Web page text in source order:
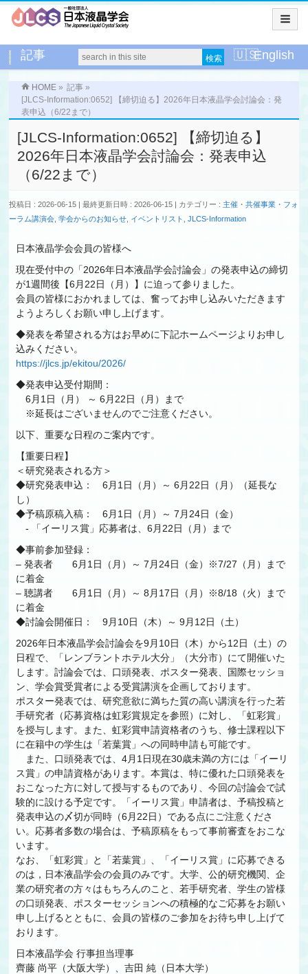
記事 English
HOME » 記事 »
[JLCS-Information:0652] 【締切迫る】2026年日本液晶学会討論会：発
表申込（6/22まで）
[JLCS-Information:0652] 【締切迫る】
2026年日本液晶学会討論会：発表申込
（6/22まで）
投稿日 : 2026-06-15 最終更新日時 : 2026-06-15 カテゴリー :主催・共催事業・フォ
ーラム講演会 ,学会からのお知らせ イベントリスト ,JLCS-Information
日本液晶学会会員の皆様へ
現在受付中の「2026年日本液晶学会討論会」の発表申込の締切
が1週間後【6月22日（月）】に迫って参りました。
会員の皆様におかれましては、奮ってお申し込みいただきます
ようよろしくお願い申し上げます。
◆発表を希望される方はお早めに下記ホームページよりお申し
込みください。
https://jlcs.jp/ekitou/2026/
◆発表申込受付期間：
6月1日（月） ～ 6月22日（月）まで
※延長はございませんのでご注意ください。
以下、重要な日程のご案内です。
【重要日程】
＜研究発表される方＞
◆研究発表申込： 6月1日（月）～ 6月22日（月）（延長な
し）
◆予稿原稿入稿： 6月1日（月）～ 7月24日（金）
- 「イーリス賞」応募者は、6月22日（月）まで
◆事前参加登録：
– 発表者 6月1日（月）～ 7月24日（金）※7/27（月）まで
に着金
– 聴講者 6月1日（月）～ 8月17日（月）※8/18（火）まで
に着金
◆討論会開催日： 9月10日（木）～ 9月12日（土）
2026年日本液晶学会討論会を9月10日（木）から12日（土）の
日程で、「レンブラントホテル大分」（大分市）にて開催いた
します。討論会では、口頭発表、ポスター発表、国際セッショ
ン、学会賞受賞者による受賞講演を企画しております。
ポスター発表では、研究意欲に満ちた質の高い講演を行った若
手研究者（応募資格は虹彩賞規定を参照）に対し、「虹彩賞」
を授与します。また、虹彩賞申請資格者のうち、修士課程以下
に在籍中の学生は「若葉賞」への同時申請も可能です。
また、口頭発表では、4月1日現在30歳未満の方には「イーリ
ス賞」の申請資格があります。本賞は、特に優れた口頭発表を
おこなった方に対して授与するものであり、今回の討論会で試
験的に設ける予定です。「イーリス賞」申請者は、予稿投稿と
発表申込の〆切が同時（6月22日）である点にご注意くださ
い。応募者多数の場合は、予稿原稿をもって事前審査をおこな
います。
なお、「虹彩賞」と「若葉賞」、「イーリス賞」に応募できる
のは，日本液晶学会の会員のみです。大学、公的研究機関、企
業の研究者の方々はもちろんのこと、若手研究者、学生の皆様
の口頭発表、ポスターセッションへの積極的なご応募をお願い
申し上げるとともに、会員の皆様のご参加をお待ち申し上げて
おります。
日本液晶学会 行事担当理事
齊藤 尚平（大阪大学）、吉田 純（日本大学）